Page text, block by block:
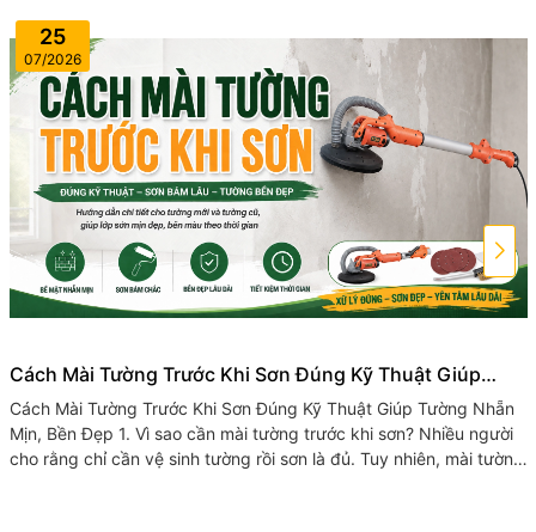
25
07/2026
Cách Mài Tường Trước Khi Sơn Đúng Kỹ Thuật Giúp
Tường Nhẵn Mịn, Bền Đẹp
Cách Mài Tường Trước Khi Sơn Đúng Kỹ Thuật Giúp Tường Nhẵn
Mịn, Bền Đẹp 1. Vì sao cần mài tường trước khi sơn? Nhiều người
cho rằng chỉ cần vệ sinh tường rồi sơn là đủ. Tuy nhiên, mài tường